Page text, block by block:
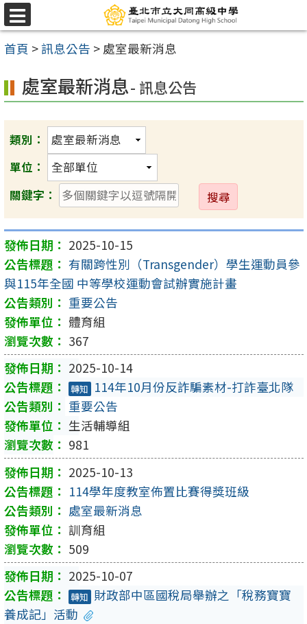
跳
至
主
內
容
區
選
單
首頁 >訊息公告 > 處室最新消息
處室最新消息- 訊息公告
類別：
單位：
關鍵字：
送
出
2025-10-15
有關跨性別（Transgender）學生運動員參
與115年全國 中等學校運動會試辦實施計畫
重要公告
體育組
367
2025-10-14
轉知 114年10月份反詐騙素材-打詐臺北隊
重要公告
生活輔導組
981
2025-10-13
114學年度教室佈置比賽得獎班級
處室最新消息
訓育組
509
2025-10-07
轉知 財政部中區國稅局舉辦之「稅務寶寶
養成記」活動